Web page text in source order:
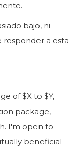
bajo, ni
responder a esta
of $X to $Y,
package,
I'm open to
beneficial